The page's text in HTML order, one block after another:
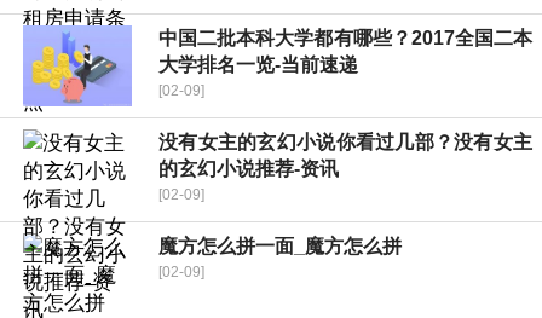
中国二批本科大学都有哪些？2017全国二本
大学排名一览-当前速递
[02-09]
没有女主的玄幻小说你看过几部？没有女主
的玄幻小说推荐-资讯
[02-09]
魔方怎么拼一面_魔方怎么拼
[02-09]